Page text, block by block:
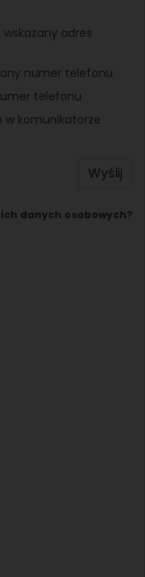
adres
numer telefonu
telefonu
komunikatorze
Wyślij
danych osobowych?